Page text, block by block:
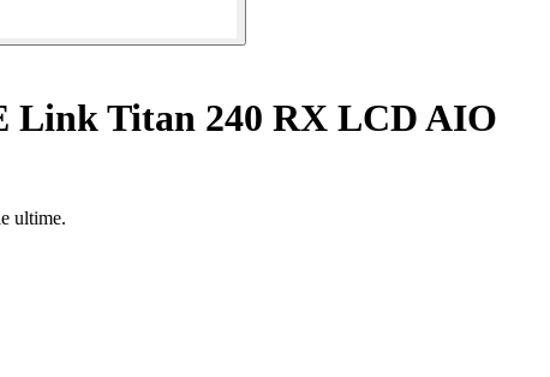
Link Titan 240 RX LCD AIO
ultime.